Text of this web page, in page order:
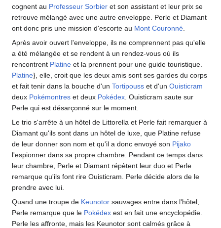
cognent au Professeur Sorbier et son assistant et leur prix se
retrouve mélangé avec une autre enveloppe. Perle et Diamant
ont donc pris une mission d'escorte au Mont Couronné
Après avoir ouvert l'enveloppe, ils ne comprennent pas qu'elle
a été mélangée et se rendent à un rendez-vous où ils
rencontrent Platine et la prennent pour une guide touristique.
Platine}, elle, croit que les deux amis sont ses gardes du corps
et fait tenir dans la bouche d'un Tortipouss et d'un Ouisticram
deux Pokémontres et deux Pokédex . Ouisticram saute sur
Perle qui est désarçonné sur le moment.
Le trio s'arrête à un hôtel de Littorella et Perle fait remarquer à
Diamant qu'ils sont dans un hôtel de luxe, que Platine refuse
de leur donner son nom et qu'il a donc envoyé son Pijako
l'espionner dans sa propre chambre. Pendant ce temps dans
leur chambre, Perle et Diamant répètent leur duo et Perle
remarque qu'ils font rire Ouisticram. Perle décide alors de le
prendre avec lui.
Quand une troupe de Keunotor sauvages entre dans l'hôtel,
Perle remarque que le Pokédex est en fait une encyclopédie.
Perle les affronte, mais les Keunotor sont calmés grâce à